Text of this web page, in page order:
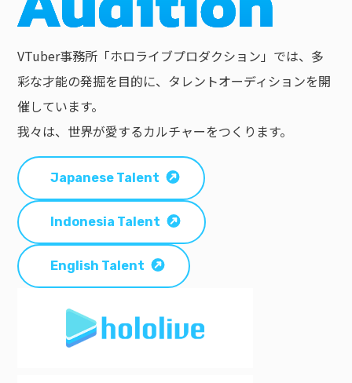
VTuber事務所「ホロライブプロダクション」では、多
彩な才能の発掘を目的に、タレントオーディションを開
催しています。
我々は、世界が愛するカルチャーをつくります。
Japanese Talent
Indonesia Talent
English Talent